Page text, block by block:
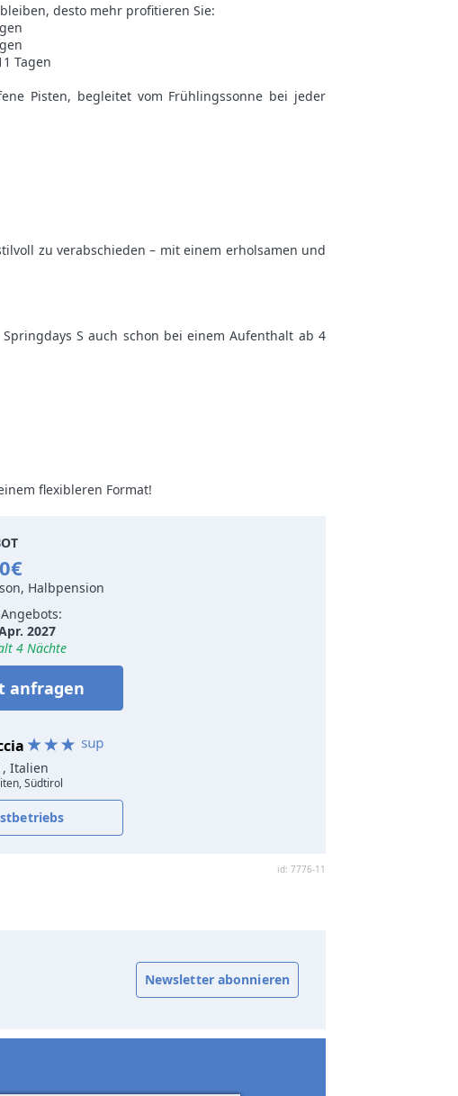
desto mehr profitieren Sie:
Tagen
Pisten, begleitet vom Frühlingssonne bei jeder
zu verabschieden – mit einem erholsamen und
S auch schon bei einem Aufenthalt ab 4
flexibleren Format!
Halbpension
2027
4 Nächte
anfragen
, Italien
Südtirol
id: 7776-11
Newsletter abonnieren